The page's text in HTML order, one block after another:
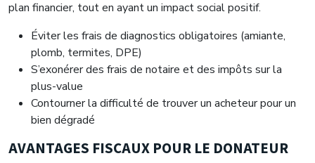
plan financier, tout en ayant un impact social positif.
Éviter les frais de diagnostics obligatoires (amiante,
plomb, termites, DPE)
S’exonérer des frais de notaire et des impôts sur la
plus-value
Contourner la difficulté de trouver un acheteur pour un
bien dégradé
AVANTAGES FISCAUX POUR LE DONATEUR